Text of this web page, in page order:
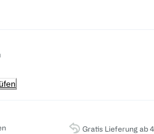
Gratis Lieferung ab